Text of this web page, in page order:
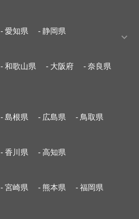
- 愛知県 - 静岡県
- 和歌山県 - 大阪府
- 奈良県
- 島根県 - 広島県 - 鳥取県
- 香川県 - 高知県
- 宮崎県 - 熊本県
- 福岡県